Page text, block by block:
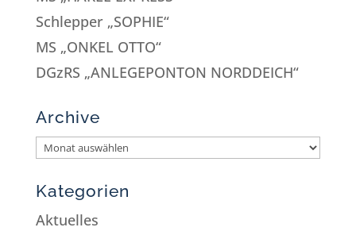
Schlepper „SOPHIE“
MS „ONKEL OTTO“
DGzRS „ANLEGEPONTON NORDDEICH“
Archive
Kategorien
Aktuelles